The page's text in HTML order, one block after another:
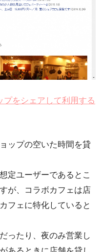
プをシェアして利用する
ップの空いた時間を貸
定ユーザーであるとこ
が、コラボカフェは店
フェに特化していると
ったり、夜のみ営業し